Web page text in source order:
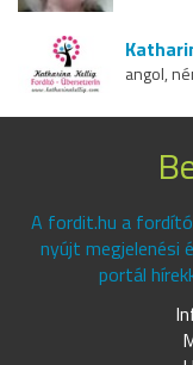
angol,
A fordit.hu a
nyújt megjelenési
portál